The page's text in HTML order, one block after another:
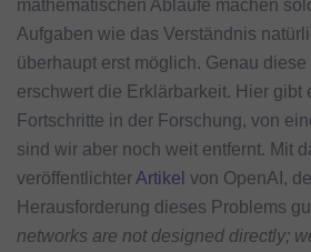
mathematischen Abläufe machen
Aufgaben wie das Verständnis
überhaupt erst möglich. Genau
erschwert die Erklärbarkeit. Hier gibt
Fortschritte in der Forschung, von
sind wir aber noch weit entfernt. Mit
veröffentlichter Artikel von OpenAI,
Herausforderung dieses Problems
networks are not designed directly;